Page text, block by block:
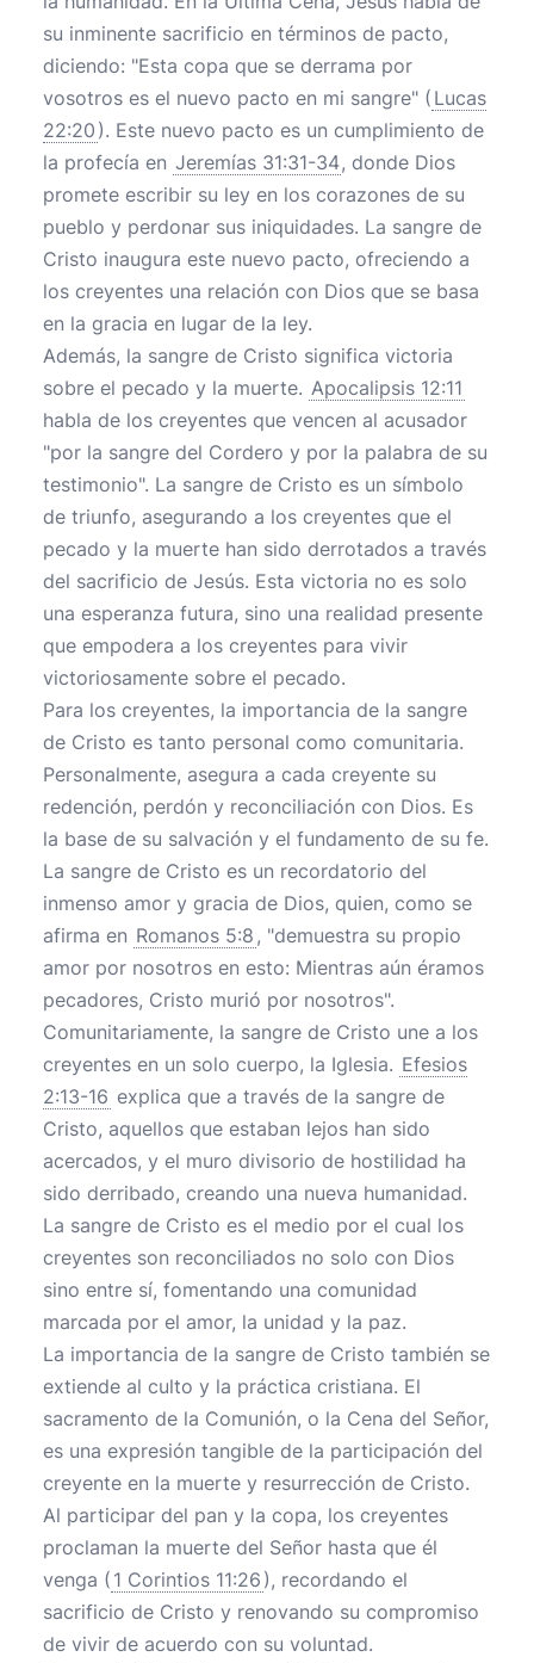
su inminente sacrificio en términos de pacto,
diciendo: "Esta copa que se derrama por
vosotros es el nuevo pacto en mi sangre" ( Lucas
22:20 ). Este nuevo pacto es un cumplimiento de
la profecía en Jeremías 31:31-34, donde Dios
promete escribir su ley en los corazones de su
pueblo y perdonar sus iniquidades. La sangre de
Cristo inaugura este nuevo pacto, ofreciendo a
los creyentes una relación con Dios que se basa
en la gracia en lugar de la ley.
Además, la sangre de Cristo significa victoria
sobre el pecado y la muerte. Apocalipsis 12:11
habla de los creyentes que vencen al acusador
"por la sangre del Cordero y por la palabra de su
testimonio". La sangre de Cristo es un símbolo
de triunfo, asegurando a los creyentes que el
pecado y la muerte han sido derrotados a través
del sacrificio de Jesús. Esta victoria no es solo
una esperanza futura, sino una realidad presente
que empodera a los creyentes para vivir
victoriosamente sobre el pecado.
Para los creyentes, la importancia de la sangre
de Cristo es tanto personal como comunitaria.
Personalmente, asegura a cada creyente su
redención, perdón y reconciliación con Dios. Es
la base de su salvación y el fundamento de su fe.
La sangre de Cristo es un recordatorio del
inmenso amor y gracia de Dios, quien, como se
afirma en Romanos 5:8 , "demuestra su propio
amor por nosotros en esto: Mientras aún éramos
pecadores, Cristo murió por nosotros".
Comunitariamente, la sangre de Cristo une a los
creyentes en un solo cuerpo, la Iglesia. Efesios
2:13-16 explica que a través de la sangre de
Cristo, aquellos que estaban lejos han sido
acercados, y el muro divisorio de hostilidad ha
sido derribado, creando una nueva humanidad.
La sangre de Cristo es el medio por el cual los
creyentes son reconciliados no solo con Dios
sino entre sí, fomentando una comunidad
marcada por el amor, la unidad y la paz.
La importancia de la sangre de Cristo también se
extiende al culto y la práctica cristiana. El
sacramento de la Comunión, o la Cena del Señor,
es una expresión tangible de la participación del
creyente en la muerte y resurrección de Cristo.
Al participar del pan y la copa, los creyentes
proclaman la muerte del Señor hasta que él
venga ( 1 Corintios 11:26 ), recordando el
sacrificio de Cristo y renovando su compromiso
de vivir de acuerdo con su voluntad.